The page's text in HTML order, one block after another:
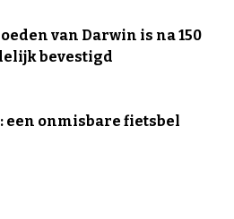
van Darwin is na 150
bevestigd
een onmisbare fietsbel